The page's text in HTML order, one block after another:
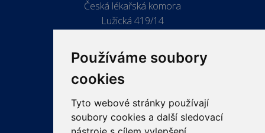
Používáme soubory
cookies
Tyto webové stránky používají
soubory cookies a další sledovací
Česká lékařská komora
Lužická 419/14
ODKAZY